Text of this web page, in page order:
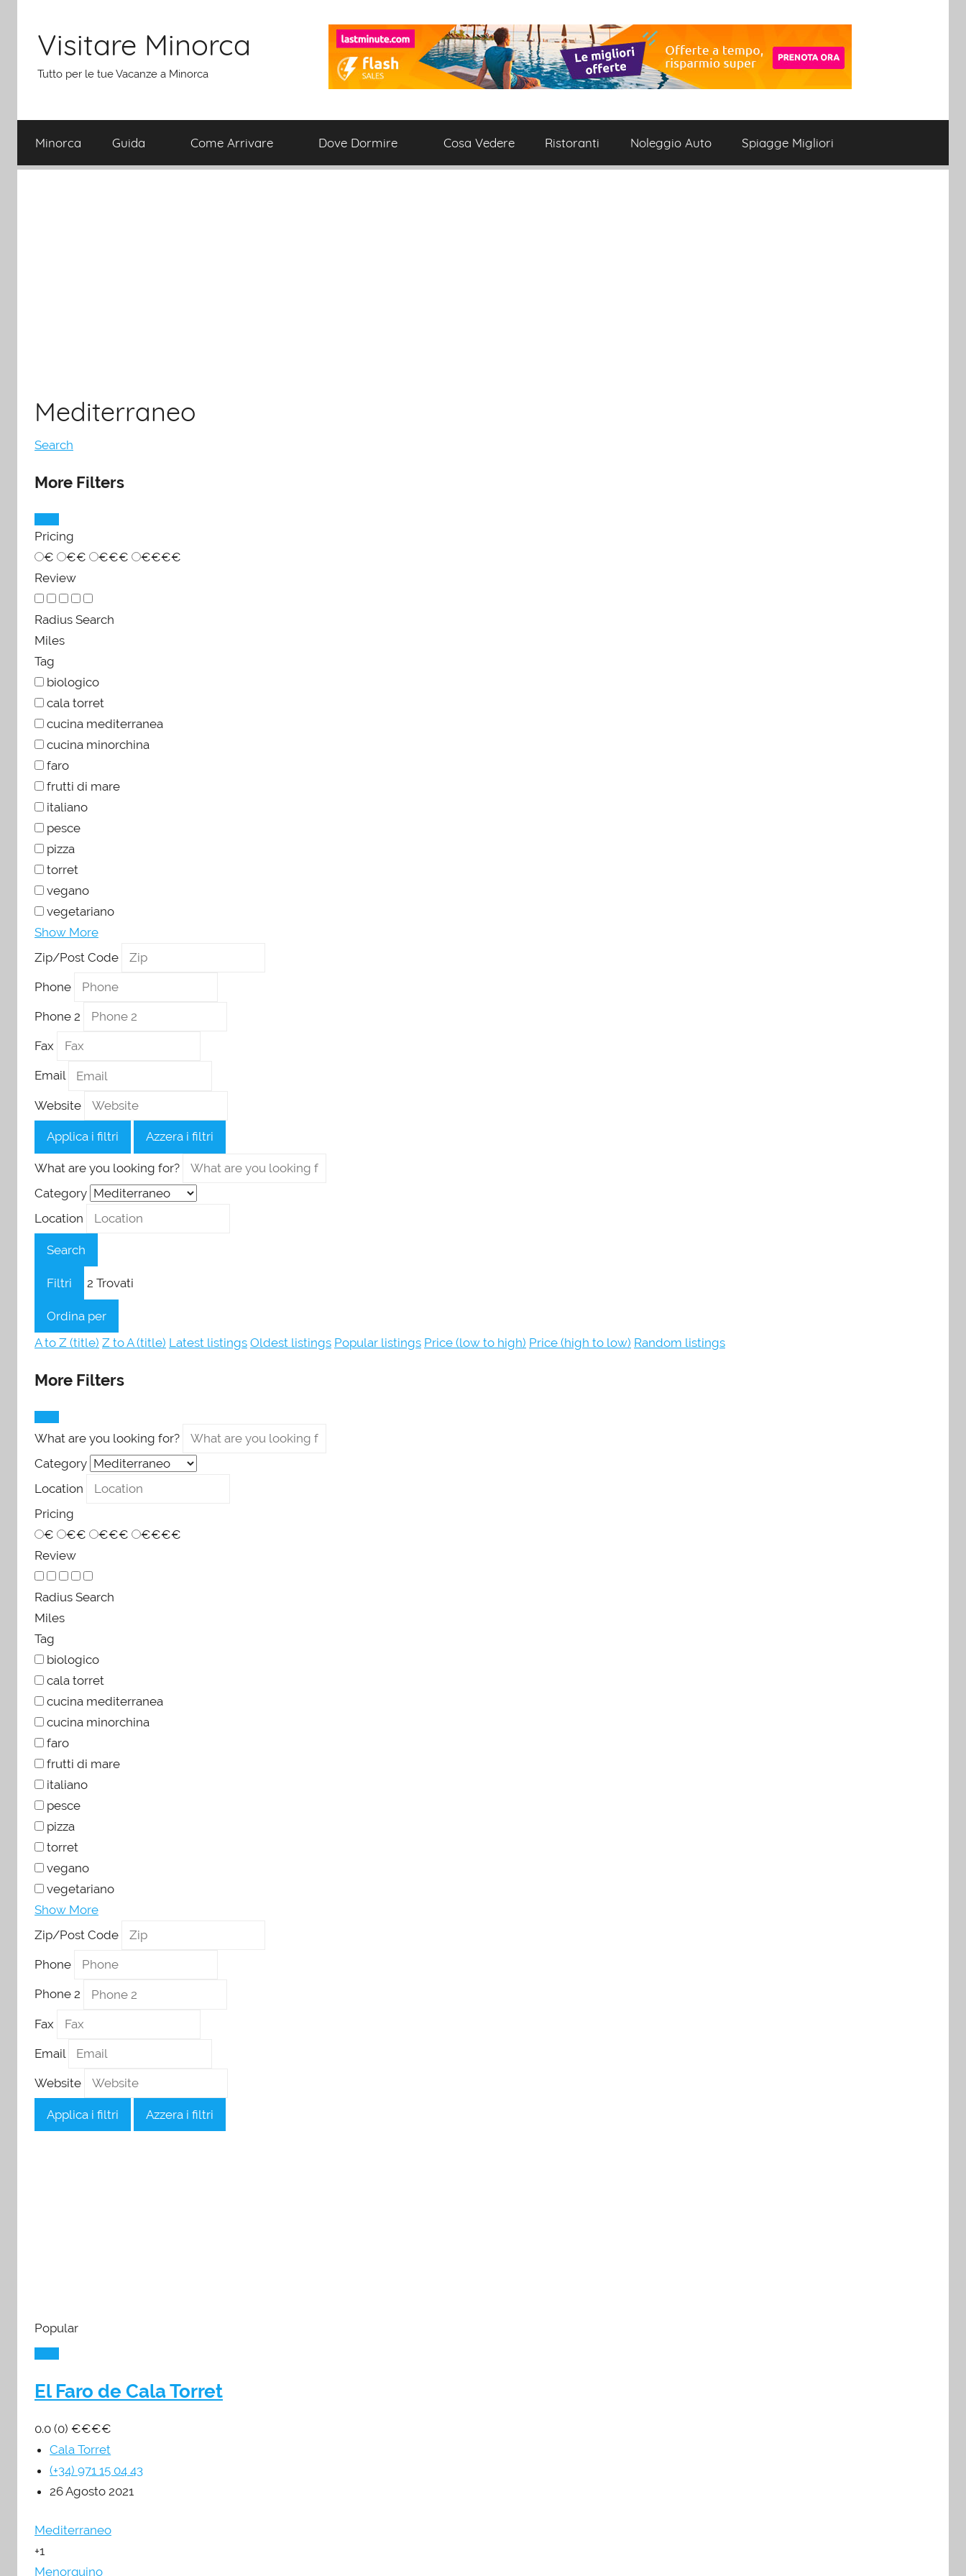
contenuto
Visitare Minorca
Tutto per le tue Vacanze a Minorca
Minorca Guida Come Arrivare Dove Dormire Cosa Vedere Ristoranti Noleggio Auto Spiagge Migliori
Mediterraneo
Search
More Filters
Pricing
€
€€ €€€
€€€€
Review
Radius Search
Miles
Tag
biologico
cala torret
cucina mediterranea
cucina minorchina
faro
frutti di mare
italiano
pesce
pizza
torret
vegano
vegetariano
Show More
Zip/Post Code
Phone
Phone 2
Fax
Email
Website
Applica i filtri Azzera i filtri
What are you looking for?
Category
Location
Search
Filtri 2 Trovati
Ordina per
A to Z (title) Z to A (title) Latest listings Oldest listings Popular listings Price (low to high) Price (high to low) Random listings
More Filters
What are you looking for?
Category
Location
Pricing
€
€€ €€€
€€€€
Review
Radius Search
Miles
Tag
biologico
cala torret
cucina mediterranea
cucina minorchina
faro
frutti di mare
italiano
pesce
pizza
torret
vegano
vegetariano
Show More
Zip/Post Code
Phone
Phone 2
Fax
Email
Website
Applica i filtri Azzera i filtri
Popular
El Faro de Cala Torret
0.0 (0) €€€€
Cala Torret
(+34) 971 15 04 43
26 Agosto 2021
Mediterraneo
+1
Menorquino